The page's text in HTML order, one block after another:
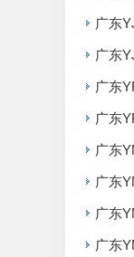
广东
广东
广东
广东
广东
广东
广东
广东